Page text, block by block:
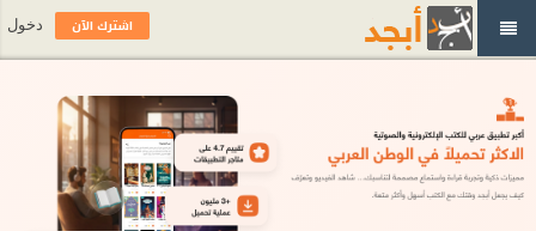
اشترك الآن دخول